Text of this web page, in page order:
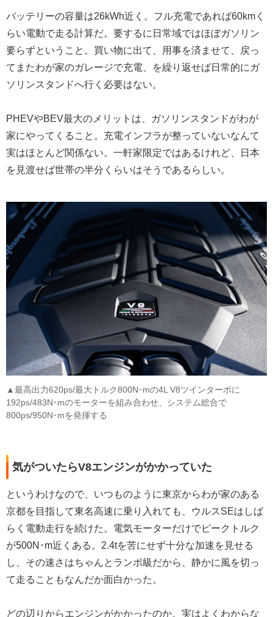
バッテリーの容量は26kWh近く。フル充電であれば60kmく
らい電動で走る計算だ。要するに日常域ではほぼガソリン
要らずということ。買い物に出て、用事を済ませて、戻っ
てまたわが家のガレージで充電、を繰り返せば日常的にガ
ソリンスタンドへ行く必要はない。
PHEVやBEV最大のメリットは、ガソリンスタンドがわが
家にやってくること。充電インフラが整っていないなんて
実はほとんど関係ない。一軒家限定ではあるけれど、日本
を見渡せば世帯の半分くらいはそうであるらしい。
▲最高出力620ps/最大トルク800N･mの4L V8ツインターボに
192ps/483N･mのモーターを組み合わせ、システム総合で
800ps/950N･mを発揮する
気がついたらV8エンジンがかかっていた
というわけなので、いつものように東京からわが家のある
京都を目指して東名高速に乗り入れても、ウルスSEはしば
らく電動走行を続けた。電気モーターだけでピークトルク
が500N･m近くある。2.4tを苦にせず十分な加速を見せる
し、その速さはちゃんとランボ級だから、静かに風を切っ
て走ることもなんだか面白かった。
どの辺りからエンジンがかかったのか。実はよくわからな